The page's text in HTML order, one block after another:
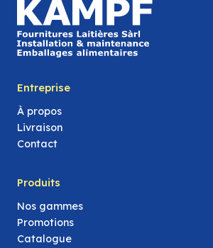
Entreprise
À propos
Livraison
Contact
Produits
Nos gammes
Promotions
Catalogue